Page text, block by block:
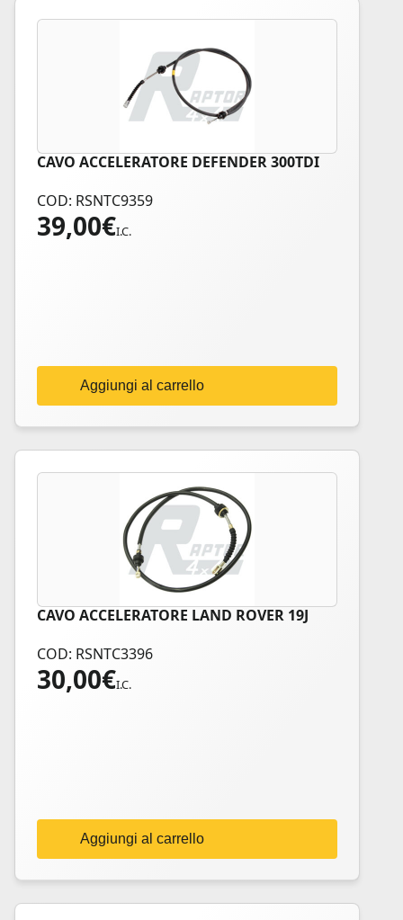
CAVO ACCELERATORE DEFENDER 300TDI
COD: RSNTC9359
39,00€I.C.
Aggiungi al carrello
CAVO ACCELERATORE LAND ROVER 19J
COD: RSNTC3396
30,00€I.C.
Aggiungi al carrello